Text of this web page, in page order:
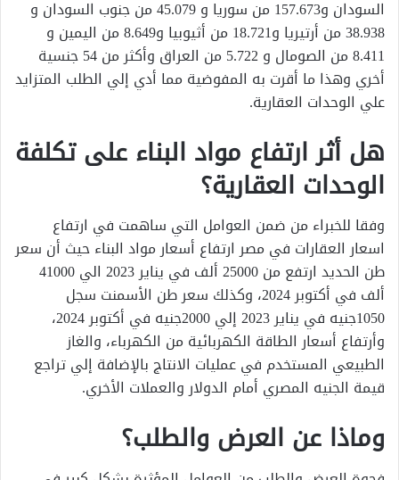
السودان و157.673 من سوريا و 45.079 من جنوب السودان و
38.938 من أرتيريا و18.721 من أثيوبيا و8.649 من اليمين و
8.411 من الصومال و 5.722 من العراق وأكثر من 54 جنسية
أخري وهذا ما أقرت به المفوضية مما أدي إلي الطلب المتزايد
علي الوحدات العقارية.
هل أثر ارتفاع مواد البناء على تكلفة
الوحدات العقارية؟
وفقا للخبراء من ضمن العوامل التي ساهمت في ارتفاع
اسعار العقارات في مصر ارتفاع أسعار مواد البناء حيث أن سعر
طن الحديد ارتفع من 25000 ألف في يناير 2023 الي 41000
ألف في أكتوبر 2024، وكذلك سعر طن الأسمنت سجل
1050جنيه في يناير 2023 إلي 2000جنيه في أكتوبر 2024،
وأرتفاع أسعار الطاقة الكهربائية من الكهرباء، والغاز
الطبيعي المستخدم في عمليات الانتاج بالإضافة إلي تراجع
قيمة الجنيه المصري أمام الدولار والعملات الأخري.
وماذا عن العرض والطلب؟